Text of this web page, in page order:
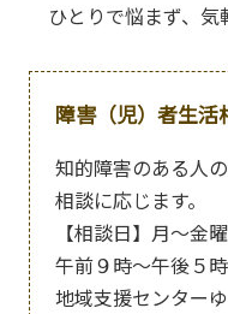
ひとりで悩まず、気
障害（児）者生活
知的障害のある人
相談に応じます。
【相談日】月～金
午前９時～午後５
地域支援センター